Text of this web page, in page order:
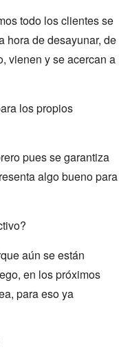
todo los clientes se
hora de desayunar, de
vienen y se acercan a
los propios
pues se garantiza
algo bueno para
aún se están
en los próximos
para eso ya